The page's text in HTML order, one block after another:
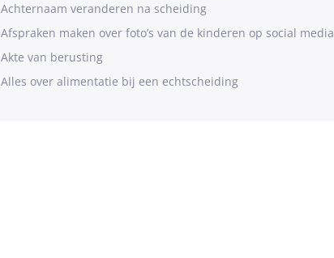
Achternaam veranderen na scheiding
Afspraken maken over foto’s van de kinderen op social media
Akte van berusting
Alles over alimentatie bij een echtscheiding